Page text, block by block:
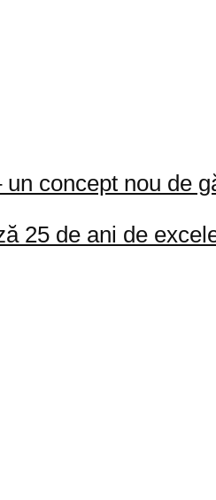
concept nou de
25 de ani de